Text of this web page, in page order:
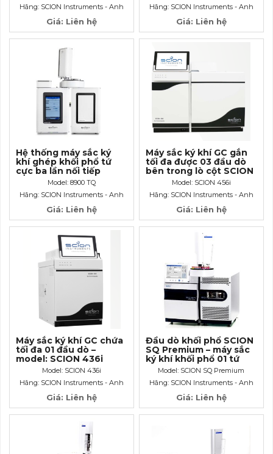
Hãng: SCION Instruments - Anh
Giá: Liên hệ
Hãng: SCION Instruments - Anh
Giá: Liên hệ
Hệ thống máy sắc ký
khí ghép khối phổ tứ
cực ba lần nối tiếp
GCMSMSModel: 8900 TQ
Hãng: SCION Instruments - Anh
Giá: Liên hệ
Máy sắc ký khí GC gắn
tối đa được 03 đầu dò
bên trong lò cột SCION
Model: SCION 456i
Hãng: SCION Instruments - Anh
Giá: Liên hệ
Máy sắc ký khí GC chứa
tối đa 01 đầu dò –
model: SCION 436i
Model: SCION 436i
Hãng: SCION Instruments - Anh
Giá: Liên hệ
Đầu dò khối phổ SCION
SQ Premium – máy sắc
ký khí khối phổ 01 tứ
cực GCMS
Model: SCION SQ Premium
Hãng: SCION Instruments - Anh
Giá: Liên hệ